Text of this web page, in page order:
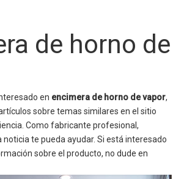
de horno de
en encimera de horno de vapor,
sobre temas similares en el sitio
Como fabricante profesional,
te pueda ayudar. Si está interesado
sobre el producto, no dude en